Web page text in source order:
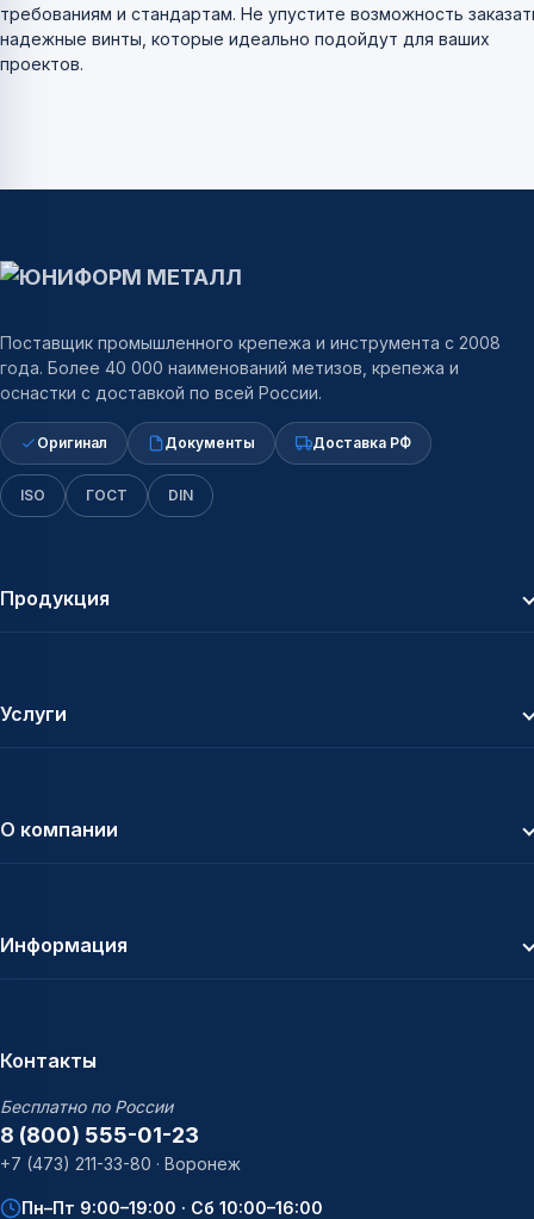
требованиям и стандартам. Не упустите возможность
надежные винты, которые идеально подойдут для ваших
проектов.
Поставщик промышленного крепежа и инструмента с 2008
года. Более 40 000 наименований метизов, крепежа и
оснастки с доставкой по всей России.
Оригинал Документы Доставка РФ
ISO ГОСТ DIN
Продукция
Услуги
О компании
Информация
Контакты
Бесплатно по России
8 (800) 555-01-23
+7 (473) 211-33-80 · Воронеж
Пн–Пт 9:00–19:00 · Сб 10:00–16:00